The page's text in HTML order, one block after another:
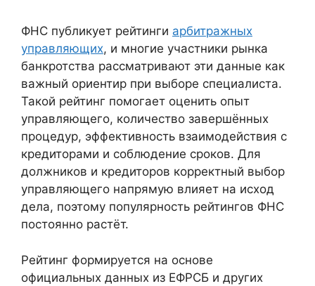
ФНС публикует рейтинги арбитражных
управляющих, и многие участники рынка
банкротства рассматривают эти данные как
важный ориентир при выборе специалиста.
Такой рейтинг помогает оценить опыт
управляющего, количество завершённых
процедур, эффективность взаимодействия с
кредиторами и соблюдение сроков. Для
должников и кредиторов корректный выбор
управляющего напрямую влияет на исход
дела, поэтому популярность рейтингов ФНС
постоянно растёт.
Рейтинг формируется на основе
официальных данных из ЕФРСБ и других